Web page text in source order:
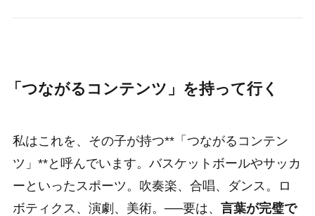
「つながるコンテンツ」を持って行く
私はこれを、その子が持つ**「つながるコンテン
ツ」**と呼んでいます。バスケットボールやサッカ
ーといったスポーツ。吹奏楽、合唱、ダンス。ロ
ボティクス、演劇、美術。──要は、 言葉が完璧で